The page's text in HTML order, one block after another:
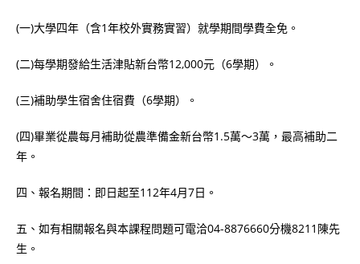
(一)大學四年（含1年校外實務實習）就學期間學費全免。
(二)每學期發給生活津貼新台幣12,000元（6學期）。
(三)補助學生宿舍住宿費（6學期）。
(四)畢業從農每月補助從農準備金新台幣1.5萬～3萬，最高補助二
年。
四、報名期間：即日起至112年4月7日。
五、如有相關報名與本課程問題可電洽04-8876660分機8211陳先
生。